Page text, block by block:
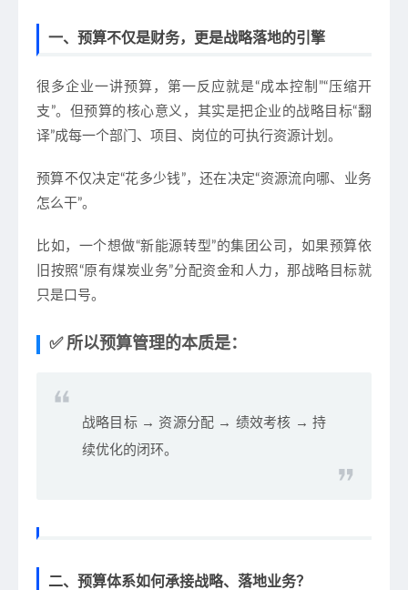
一、预算不仅是财务，更是战略落地的引擎
很多企业一讲预算，第一反应就是“成本控制”“压缩开
支”。但预算的核心意义，其实是把企业的战略目标“翻
译”成每一个部门、项目、岗位的可执行资源计划 。
预算不仅决定“花多少钱”，还在决定“资源流向哪、业务
怎么干”。
比如，一个想做“新能源转型”的集团公司，如果预算依
旧按照“原有煤炭业务”分配资金和人力，那战略目标就
只是口号。
✅ 所以预算管理的本质是：
战略目标 → 资源分配 → 绩效考核 → 持
续优化的闭环。
二、预算体系如何承接战略、落地业务？